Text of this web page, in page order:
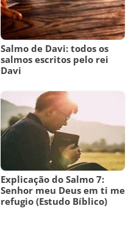
Salmo de Davi: todos os
salmos escritos pelo rei
Davi
Explicação do Salmo 7:
Senhor meu Deus em ti me
refugio (Estudo Bíblico)